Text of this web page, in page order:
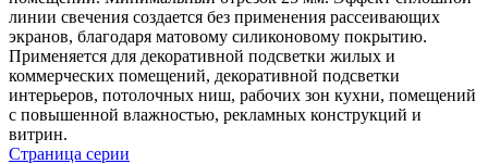
линии свечения создается без применения рассеивающих
экранов, благодаря матовому силиконовому покрытию.
Применяется для декоративной подсветки жилых и
коммерческих помещений, декоративной подсветки
интерьеров, потолочных ниш, рабочих зон кухни, помещений
с повышенной влажностью, рекламных конструкций и
витрин.
Страница серии